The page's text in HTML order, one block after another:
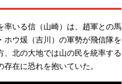
いる信（山崎）は、趙軍との馬
ウ煖（吉川）の軍勢が飛信隊を
北の大地では山の民を統率する
在に恐れを抱いていた。